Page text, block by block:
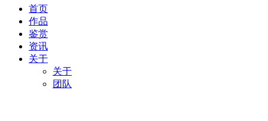
首页
作品
鉴赏
资讯
关于
关于
团队